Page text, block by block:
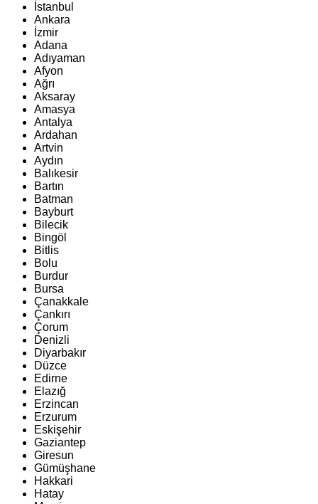
İstanbul
Ankara
İzmir
Adana
Adıyaman
Afyon
Ağrı
Aksaray
Amasya
Antalya
Ardahan
Artvin
Aydın
Balıkesir
Bartın
Batman
Bayburt
Bilecik
Bingöl
Bitlis
Bolu
Burdur
Bursa
Çanakkale
Çankırı
Çorum
Denizli
Diyarbakır
Düzce
Edirne
Elazığ
Erzincan
Erzurum
Eskişehir
Gaziantep
Giresun
Gümüşhane
Hakkari
Hatay